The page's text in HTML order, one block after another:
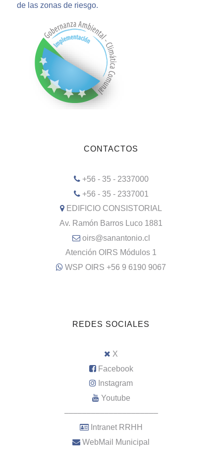
de las zonas de riesgo.
CONTACTOS
+56 - 35 - 2337000
+56 - 35 - 2337001
EDIFICIO CONSISTORIAL
Av. Ramón Barros Luco 1881
oirs@sanantonio.cl
Atención OIRS Módulos 1
WSP OIRS +56 9 6190 9067
REDES SOCIALES
X
Facebook
Instagram
Youtube
–––––––––––––––––––––
Intranet RRHH
WebMail Municipal